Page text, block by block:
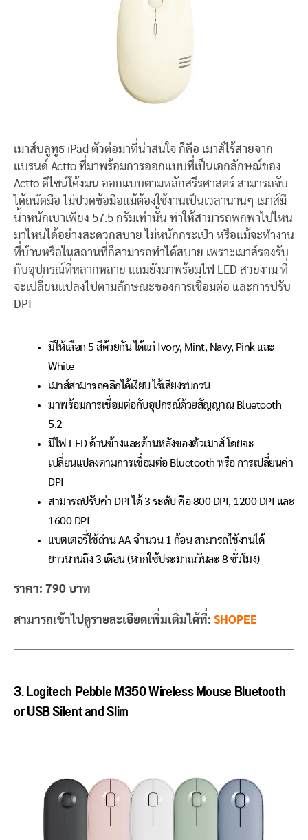
เมาส์บลูทูธ iPad ตัวต่อมาที่น่าสนใจ ก็คือ เมาส์ไร้สายจาก
แบรนด์ Actto ที่มาพร้อมการออกแบบที่เป็นเอกลักษณ์ของ
Actto ดีไซน์โค้งมน ออกแบบตามหลักสรีรศาสตร์ สามารถจับ
ได้ถนัดมือ ไม่ปวดข้อมือแม้ต้องใช้งานเป็นเวลานานๆ เมาส์มี
น้ำหนักเบาเพียง 57.5 กรัมเท่านั้น ทำให้สามารถพกพาไปไหน
มาไหนได้อย่างสะดวกสบาย ไม่หนักกระเป๋า หรือแม้จะทำงาน
ที่บ้านหรือในสถานที่ก็สามารถทำได้สบาย เพราะเมาส์รองรับ
กับอุปกรณ์ที่หลากหลาย แถมยังมาพร้อมไฟ LED สวยงาม ที่
จะเปลี่ยนแปลงไปตามลักษณะของการเชื่อมต่อ และการปรับ
DPI
มีให้เลือก 5 สีด้วยกัน ได้แก่ Ivory, Mint, Navy, Pink และ
White
เมาส์สามารถคลิกได้เงียบ ไร้เสียงรบกวน
มาพร้อมการเชื่อมต่อกับอุปกรณ์ด้วยสัญญาณ Bluetooth
5.2
มีไฟ LED ด้านข้างและด้านหลังของตัวเมาส์ โดยจะ
เปลี่ยนแปลงตามการเชื่อมต่อ Bluetooth หรือ การเปลี่ยนค่า
DPI
สามารถปรับค่า DPI ได้ 3 ระดับ คือ 800 DPI, 1200 DPI และ
1600 DPI
แบตเตอรี่ใช้ถ่าน AA จำนวน 1 ก้อน สามารถใช้งานได้
ยาวนานถึง 3 เดือน (หากใช้ประมาณวันละ 8 ชั่วโมง)
ราคา: 790 บาท
สามารถเข้าไปดูรายละเอียดเพิ่มเติมได้ที่: SHOPEE
3. Logitech Pebble M350 Wireless Mouse Bluetooth
or USB Silent and Slim